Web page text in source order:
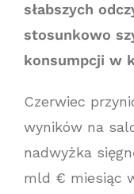
słabszych
stosunkowo
konsumpcji w
Czerwiec
wyników na
nadwyżka
mld € miesiąc